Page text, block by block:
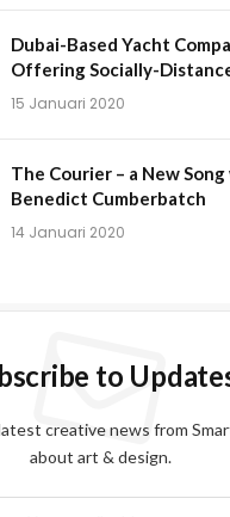
Dubai-Based Yacht
Offering Socially-
15 Januari 2020
The Courier – a New
Benedict Cumberbatch
14 Januari 2020
to
creative news from
about art & design.